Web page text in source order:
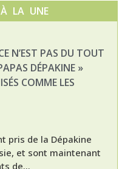
LA UNE
N’EST PAS DU TOUT
DÉPAKINE »
COMME LES
pris de la Dépakine
et sont maintenant
de...